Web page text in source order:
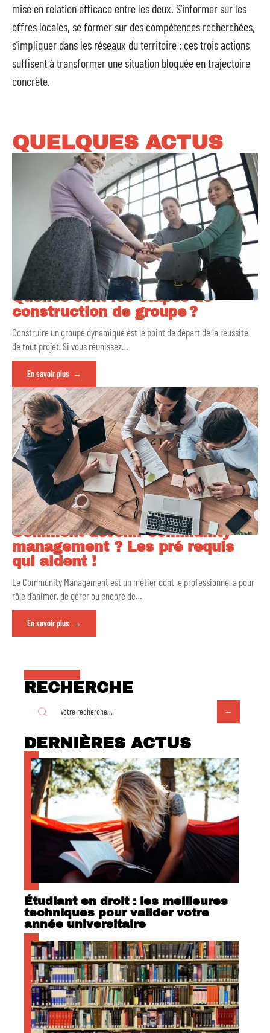
mise en relation efficace entre les deux. S’informer sur les
offres locales, se former sur des compétences recherchées,
s’impliquer dans les réseaux du territoire : ces trois actions
suffisent à transformer une situation bloquée en trajectoire
concrète.
QUELQUES ACTUS
Quelles sont les étapes de
construction de groupe ?
Construire un groupe dynamique est le point de départ de la réussite
de tout projet. Si vous réunissez…
En savoir plus
Comment devenir community
management ? Les pré requis
qui aident !
Le Community Management est un métier dont le professionnel a pour
rôle d’animer, de gérer ou encore de…
En savoir plus
RECHERCHE
DERNIÈRES ACTUS
Étudiant en droit : les meilleures
techniques pour valider votre
année universitaire